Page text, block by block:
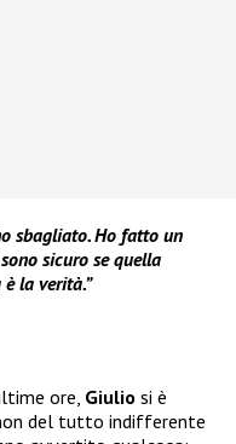
sbagliato. Ho fatto un
sicuro se quella
la verità.”
ore, Giulio si è
del tutto indifferente